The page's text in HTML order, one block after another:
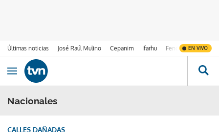
Últimas noticias José Raúl Mulino Cepanim Ifarhu Fenómeno de El
EN VIVO
Ir al contenido
Obrir navegació
Nacionales
CALLES DAÑADAS